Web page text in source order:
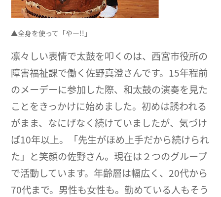
▲全身を使って「やー!!」
凛々しい表情で太鼓を叩くのは、西宮市役所の
障害福祉課で働く佐野真澄さんです。15年程前
のメーデーに参加した際、和太鼓の演奏を見た
ことをきっかけに始めました。初めは誘われる
がまま、なにげなく続けていましたが、気づけ
ば10年以上。「先生がほめ上手だから続けられ
た」と笑顔の佐野さん。現在は２つのグループ
で活動しています。年齢層は幅広く、20代から
70代まで。男性も女性も。勤めている人もそう